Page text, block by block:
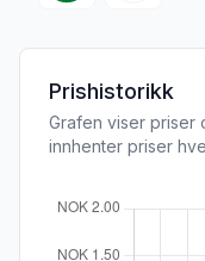
Prishistorikk
Grafen viser priser
innhenter priser